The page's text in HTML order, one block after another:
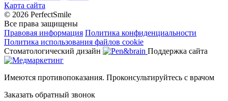
Карта сайта
© 2026 PerfectSmile
Все права защищены
Правовая информация Политика конфиденциальности
Политика использования файлов cookie
Стоматологический дизайн
Поддержка сайта
Имеются противопоказания. Проконсультируйтесь с врачом
Заказать обратный звонок